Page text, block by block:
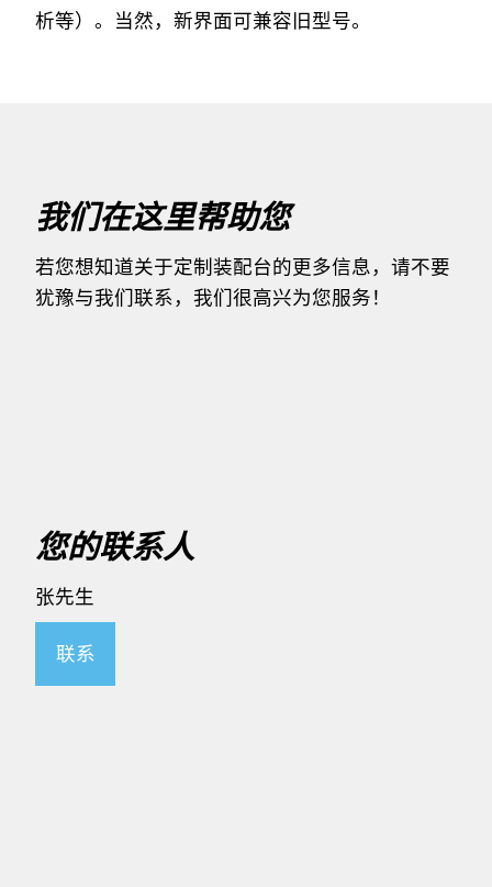
析等）。当然，新界面可兼容旧型号。
我们在这里帮助您
若您想知道关于定制装配台的更多信息，请不要
犹豫与我们联系，我们很高兴为您服务！
您的联系人
张先生
联系